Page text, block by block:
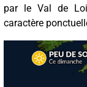
par le Val de
caractère